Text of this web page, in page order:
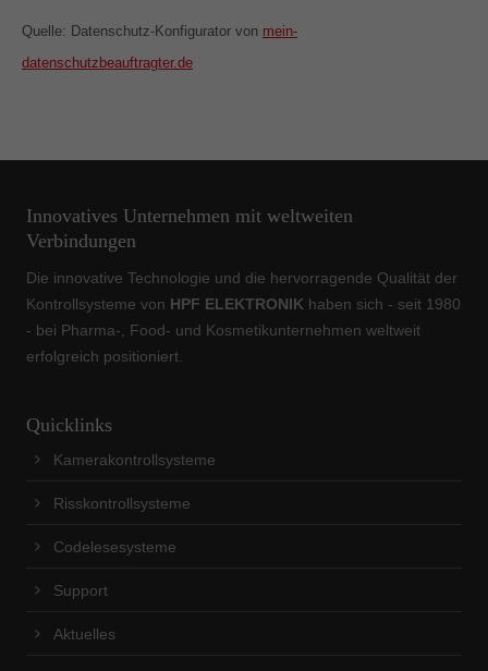
Quelle: Datenschutz-Konfigurator von mein-
datenschutzbeauftragter.de
Innovatives Unternehmen mit weltweiten
Verbindungen
Die innovative Technologie und die hervorragende Qualität der
Kontrollsysteme von HPF ELEKTRONIK haben sich - seit 1980
- bei Pharma-, Food- und Kosmetikunternehmen weltweit
erfolgreich positioniert.
Quicklinks
Kamerakontrollsysteme
Risskontrollsysteme
Codelesesysteme
Support
Aktuelles